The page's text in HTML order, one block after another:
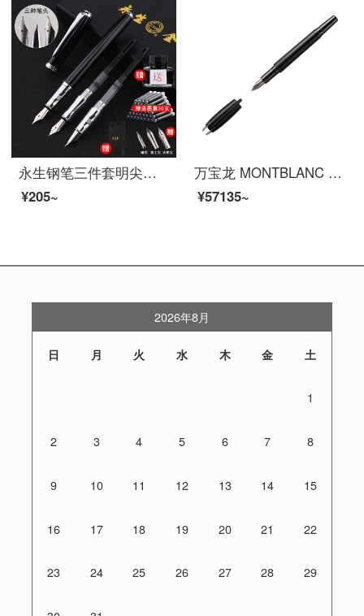
永生钢笔三件套明尖铱金美工笔财务笔学生成人办公书法练字用男女商务款礼盒套装 免费刻字 黑色
¥205~
万宝龙 MONTBLANC 星际行者碳纤维墨水笔/钢笔 109341
¥57135~
2026年8月
日 月 火 水 木 金 土
1
2 3 4 5 6 7 8
9 10 11 12 13 14 15
16 17 18 19 20 21 22
23 24 25 26 27 28 29